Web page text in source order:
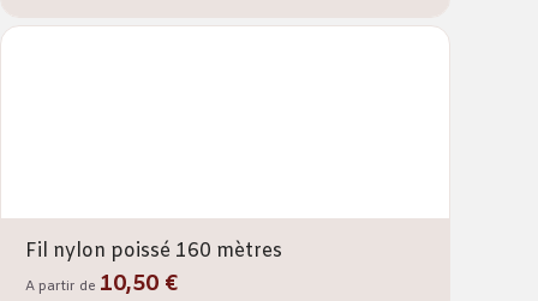
Fil nylon poissé 160 mètres
A partir de 10,50 €